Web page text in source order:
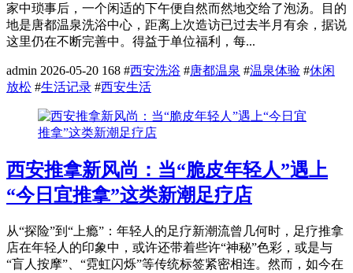
家中琐事后，一个闲适的下午便自然而然地交给了泡汤。目的
地是唐都温泉洗浴中心，距离上次造访已过去半月有余，据说
这里仍在不断完善中。得益于单位福利，每...
admin 2026-05-20 168 #西安洗浴 #唐都温泉 #温泉体验 #休闲
放松 #生活记录 #西安生活
西安推拿新风尚：当“脆皮年轻人”遇上
“今日宜推拿”这类新潮足疗店
从“探险”到“上瘾”：年轻人的足疗新潮流曾几何时，足疗推拿
店在年轻人的印象中，或许还带着些许“神秘”色彩，或是与
“盲人按摩”、“霓虹闪烁”等传统标签紧密相连。然而，如今在